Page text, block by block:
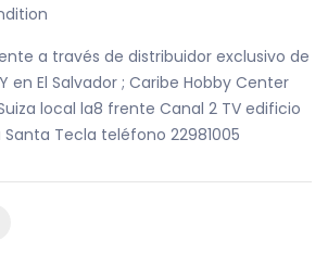
a través de distribuidor exclusivo de
en El Salvador ; Caribe Hobby Center
local la8 frente Canal 2 TV edificio
Tecla teléfono 22981005